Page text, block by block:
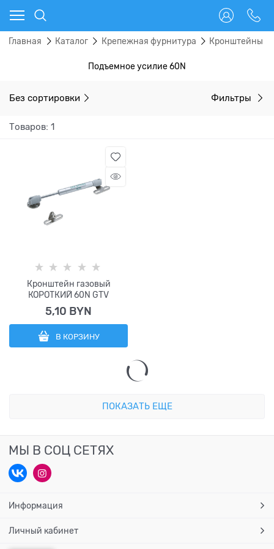
Главная Каталог Крепежная фурнитура Кронштейны
Подъемное усилие 60N
Без сортировки Фильтры
Товаров: 1
Кронштейн газовый
КОРОТКИЙ 60N GTV
5,10 BYN
В КОРЗИНУ
ПОКАЗАТЬ ЕЩЕ
МЫ В СОЦ СЕТЯХ
Информация
Личный кабинет